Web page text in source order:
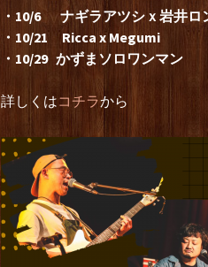
・10/6 ナギラアツシｘ岩井ロ
・10/21 Ricca x Megumi
・10/29 かずまソロワンマン
詳しくはコチラから